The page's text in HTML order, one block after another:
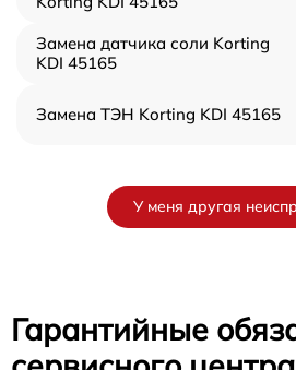
Замена датчика соли Korting
KDI 45165
Замена ТЭН Korting KDI 45165
У меня другая
Гарантийные